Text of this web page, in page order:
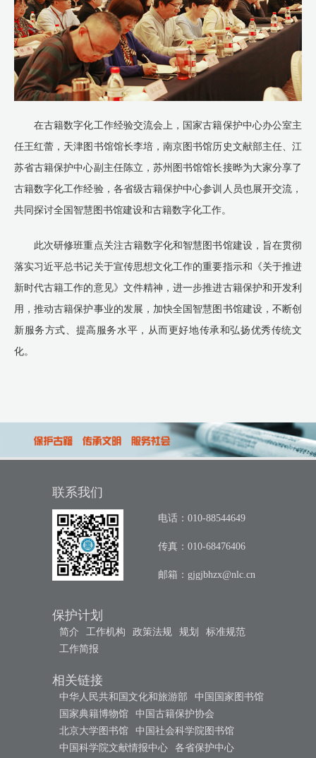
在古籍数字化工作经验交流会上，国家古籍保护中心办公室主
任王红蕾，天津图书馆馆长李培，南京图书馆历史文献部主任、江
苏省古籍保护中心副主任陈立，苏州图书馆馆长接晔为大家分享了
古籍数字化工作经验，各省级古籍保护中心参训人员也展开交流，
共同探讨全国智慧图书馆建设和古籍数字化工作。
此次研修班重点关注古籍数字化和智慧图书馆建设，旨在贯彻
落实习近平总书记关于宣传思想文化工作的重要指示和《关于推进
新时代古籍工作的意见》文件精神，进一步推进古籍保护和开发利
用，推动古籍保护事业的发展，加快全国智慧图书馆建设，不断创
新服务方式、提高服务水平，从而更好地传承和弘扬优秀传统文
化。
联系我们
电话：010-88544649
传真：010-68476406
邮箱： gjgjbhzx@nlc.cn
保护计划
简介 工作机构 政策法规 规划
标准规范
工作简报
相关链接
中华人民共和国文化和旅游部
中国国家图书馆
国家典籍博物馆
中国古籍保护协会
北京大学图书馆
中国社会科学院图书馆
中国科学院文献情报中心
各省保护中心